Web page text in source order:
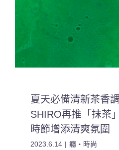
夏天必備清新茶香
SHIRO再推「抹茶
時節增添清爽氛圍
2023.6.14 | 癮・時尚